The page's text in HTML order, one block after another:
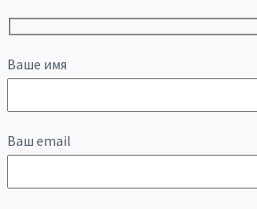
Ваше имя
Ваш email